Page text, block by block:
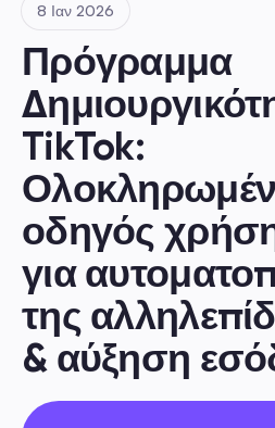
8 Ιαν 2026
Πρόγραμμα
TikTok:
οδηγός
για
της
& αύξηση